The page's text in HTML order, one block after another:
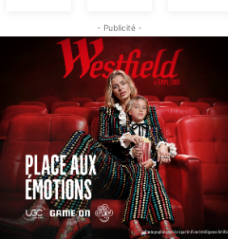
- Publicité -